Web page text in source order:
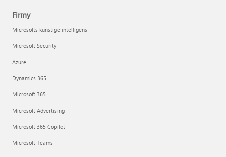
Firmy
Microsofts kunstige intelligens
Microsoft Security
Azure
Dynamics 365
Microsoft 365
Microsoft Advertising
Microsoft 365 Copilot
Microsoft Teams